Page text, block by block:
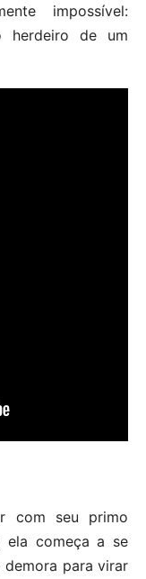
impossível:
herdeiro de um
com seu primo
ela começa a se
para virar